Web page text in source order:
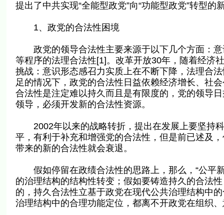
提出了中共实现“全能型政党”向“功能型政党”转型
1、政党的合法性困境
政党的领导合法性主要来源于以下几个方面：意
等程序的法理合法性[1]。改革开放30年，随着经济
挑战：意识形态感召力实质上在不断下降，法理合
足的情况下，政党的合法性日益依赖经济增长、社
合法性是注定难以持久而且是有限度的，党的领导
领导，必须开发新的合法性资源。
2002年以来的战略转折，提出在发展上要坚持科
平，有利于补充和增强党的合法性，但是前已述及
带来的新的合法性就会衰退。
假如停留在政绩合法性的思路上，那么，“公平
的治理结构的结构性转变；假如要铸造持久的合法
的，持久合法性立基于政党在现代公共治理结构中
治理结构中的合理功能定位，都离不开政党在组织